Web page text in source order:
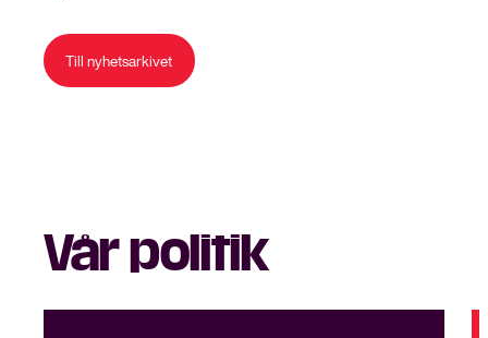
Till nyhetsarkivet
Vår politik